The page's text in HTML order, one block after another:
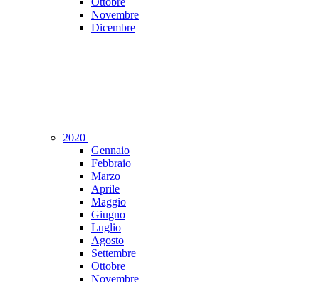
Novembre
Dicembre
2020
Gennaio
Febbraio
Marzo
Aprile
Maggio
Giugno
Luglio
Agosto
Settembre
Ottobre
Novembre